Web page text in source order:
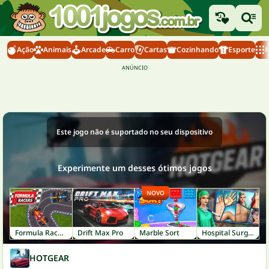
Ação Animais Arcade Carro Cartas Cozinhando Esporte
Este jogo não é suportado no seu dispositivo
Experimente um desses ótimos jogos
Formula Racers Drift Max Pro Marble Sort
NOVO
Hospital Surgeon: Doctor Game
HOTGEAR